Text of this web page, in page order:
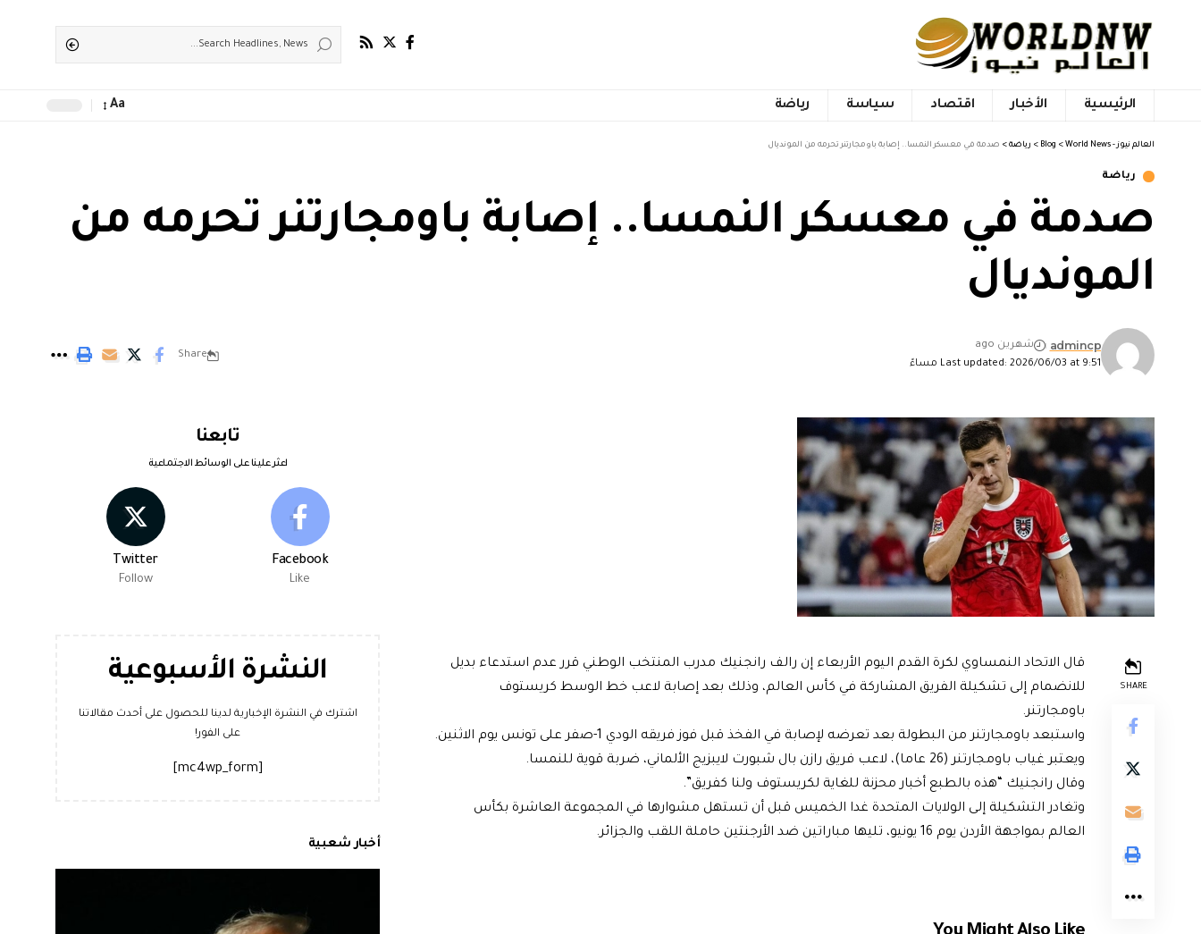
الرئيسية الأخبار اقتصاد سياسة رياضة Aa
العالم نيوز - World News >
Blog
> رياضة > صدمة في معسكر النمسا.. إصابة باومجارتنر تحرمه من المونديال
رياضة
صدمة في معسكر النمسا.. إصابة باومجارتنر تحرمه من
المونديال
Last updated: 2026/06/03 at 9:51 مساءً
admincp
شهرين ago
Share
SHARE
قال الاتحاد النمساوي لكرة ​القدم اليوم الأربعاء إن رالف رانجنيك مدرب المنتخب الوطني قرر عدم استدعاء بديل
للانضمام إلى تشكيلة ‌الفريق المشاركة في ‌كأس ​العالم، ‌وذلك ⁠بعد ​إصابة لاعب ⁠خط الوسط كريستوف
باومجارتنر.
واستبعد باومجارتنر من البطولة بعد تعرضه لإصابة في الفخذ قبل فوز ⁠فريقه الودي 1-صفر ‌على ‌تونس يوم ​الاثنين.
ويعتبر ‌غياب باومجارتنر (26 عاما)، ‌لاعب فريق رازن بال شبورت لايبزيج الألماني، ضربة قوية للنمسا.
وقال رانجنيك “هذه ‌بالطبع أخبار محزنة للغاية لكريستوف ولنا كفريق”.
وتغادر ⁠التشكيلة ⁠إلى الولايات المتحدة غدا الخميس قبل أن تستهل مشوارها في المجموعة العاشرة بكأس
العالم بمواجهة الأردن يوم 16 يونيو، تليها مباراتين ​ضد ​الأرجنتين حاملة اللقب والجزائر.
تابعنا
اعثر علينا على الوسائط الاجتماعية
Facebook
Like
Twitter
Follow
النشرة الأسبوعية
اشترك في النشرة الإخبارية لدينا للحصول على أحدث مقالاتنا
على الفور!
[mc4wp_form]
أخبار شعبية